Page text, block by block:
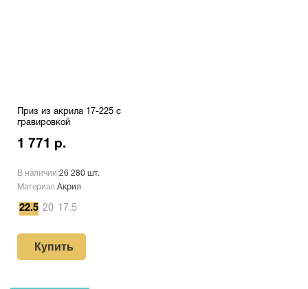
Приз из акрила 17-225 с
гравировкой
1 771 р.
В наличии:26 280 шт.
Материал:Акрил
22.5 20 17.5
Купить